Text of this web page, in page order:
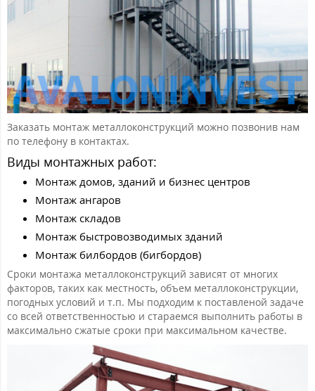
Заказать монтаж металлоконструкций можно позвонив нам
по телефону в контактах.
Виды монтажных работ:
Монтаж домов, зданий и бизнес центров
Монтаж ангаров
Монтаж складов
Монтаж быстровозводимых зданий
Монтаж билбордов (бигбордов)
Сроки монтажа металлоконструкций зависят от многих
факторов, таких как местность, объем металлоконструкции,
погодных условий и т.п. Мы подходим к поставленой задаче
со всей ответственностью и стараемся выполнить работы в
максимально сжатые сроки при максимальном качестве.